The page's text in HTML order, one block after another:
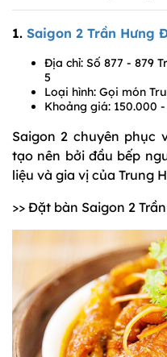
1. Saigon 2 Trần Hưng
Địa chỉ: Số 877 - 879
5
Loại hình: Gọi món
Khoảng giá: 150.000
Saigon 2 chuyên phục
tạo nên bởi đầu bếp
liệu và gia vị của Trung
>> Đặt bàn Saigon 2